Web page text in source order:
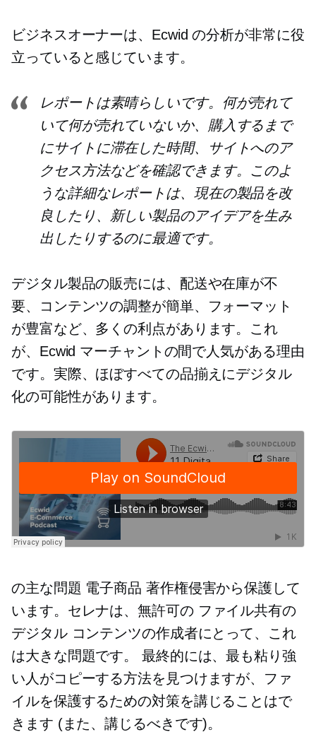
ビジネスオーナーは、Ecwid の分析が非常に役
立っていると感じています。
レポートは素晴らしいです。何が売れて
いて何が売れていないか、購入するまで
にサイトに滞在した時間、サイトへのア
クセス方法などを確認できます。このよ
うな詳細なレポートは、現在の製品を改
良したり、新しい製品のアイデアを生み
出したりするのに最適です。
デジタル製品の販売には、配送や在庫が不
要、コンテンツの調整が簡単、フォーマット
が豊富など、多くの利点があります。これ
が、Ecwid マーチャントの間で人気がある理由
です。実際、ほぼすべての品揃えにデジタル
化の可能性があります。
の主な問題 電子商品 著作権侵害から保護して
います。セレナは、無許可の ファイル共有の
デジタル コンテンツの作成者にとって、これ
は大きな問題です。 最終的には、最も粘り強
い人がコピーする方法を見つけますが、ファ
イルを保護するための対策を講じることはで
きます (また、講じるべきです)。